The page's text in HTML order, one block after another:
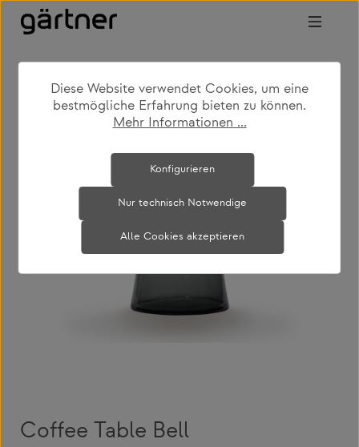
Zum Hauptinhalt springen
shop produkte
wohnen
couch- & beistelltische
Bildergalerie überspringen
Coffee Table Bell
Diese Website verwendet Cookies, um eine
bestmögliche Erfahrung bieten zu können.
Mehr Informationen ...
Nur technisch Notwendige
Konfigurieren
Alle Cookies akzeptieren